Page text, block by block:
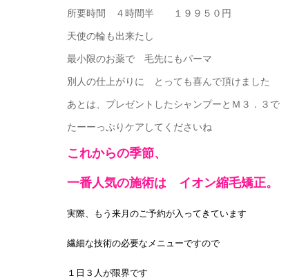
所要時間 ４時間半 １９９５０円
天使の輪も出来たし
最小限のお薬で 毛先にもパーマ
別人の仕上がりに とっても喜んで頂けました
あとは、プレゼントしたシャンプーとＭ３．３で
たーーっぷりケアしてくださいね
これからの季節、
一番人気の施術は イオン縮毛矯正。
実際、もう来月のご予約が入ってきています
繊細な技術の必要なメニューですので
１日３人が限界です